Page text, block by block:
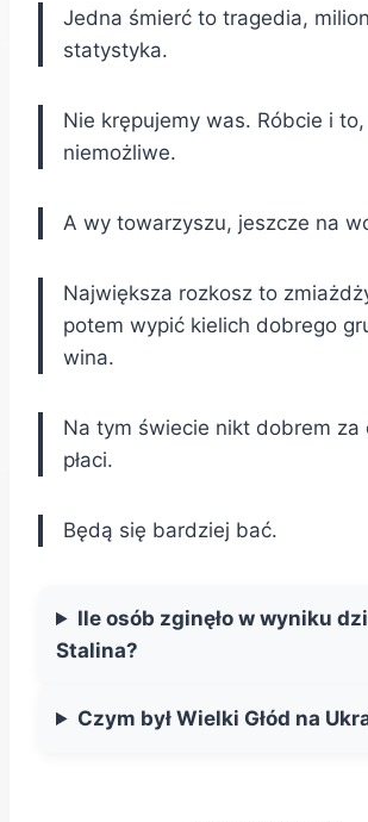
Jedna śmierć to tragedia,
statystyka.
Nie krępujemy was. Róbcie i
niemożliwe.
A wy towarzyszu, jeszcze na
Największa rozkosz to
potem wypić kielich dobrego
wina.
Na tym świecie nikt dobrem za
płaci.
Będą się bardziej bać.
Ile osób zginęło w wyniku
Stalina?
Czym był Wielki Głód na